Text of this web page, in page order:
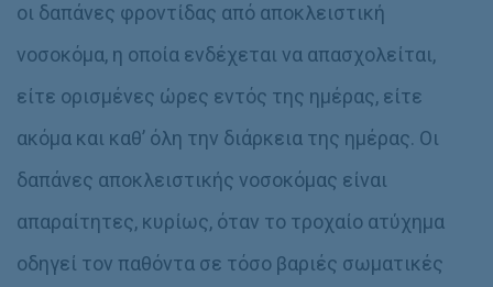
οι δαπάνες φροντίδας από αποκλειστική
νοσοκόμα, η οποία ενδέχεται να απασχολείται,
είτε ορισμένες ώρες εντός της ημέρας, είτε
ακόμα και καθ’ όλη την διάρκεια της ημέρας. Οι
δαπάνες αποκλειστικής νοσοκόμας είναι
απαραίτητες, κυρίως, όταν το τροχαίο ατύχημα
οδηγεί τον παθόντα σε τόσο βαριές σωματικές